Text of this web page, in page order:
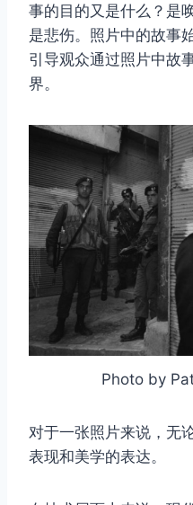
事的目的又是什么？是
是悲伤。照片中的故事
引导观众通过照片中故
界。
Photo by
对于一张照片来说，无
表现和美学的表达。